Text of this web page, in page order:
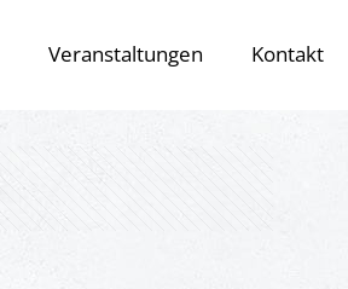
Veranstaltungen Kontakt